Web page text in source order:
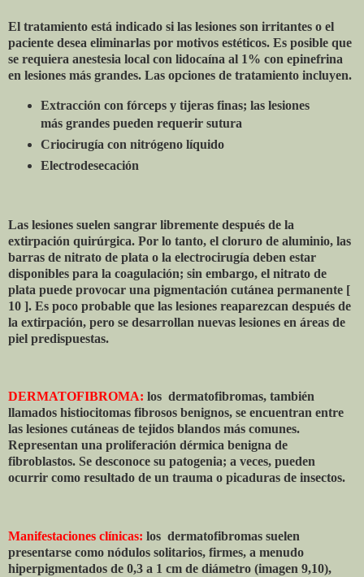
El tratamiento está indicado si las lesiones son irritantes o el
paciente desea eliminarlas por motivos estéticos. Es posible que
se requiera anestesia local con lidocaína al 1% con epinefrina
en lesiones más grandes. Las opciones de tratamiento incluyen.
Extracción con fórceps y tijeras finas; las lesiones
más grandes pueden requerir sutura
Criocirugía con nitrógeno líquido
Electrodesecación
Las lesiones suelen sangrar libremente después de la
extirpación quirúrgica. Por lo tanto, el cloruro de aluminio, las
barras de nitrato de plata o la electrocirugía deben estar
disponibles para la coagulación; sin embargo, el nitrato de
plata puede provocar una pigmentación cutánea permanente [
10 ]. Es poco probable que las lesiones reaparezcan después de
la extirpación, pero se desarrollan nuevas lesiones en áreas de
piel predispuestas.
DERMATOFIBROMA: los dermatofibromas, también
llamados histiocitomas fibrosos benignos, se encuentran entre
las lesiones cutáneas de tejidos blandos más comunes.
Representan una proliferación dérmica benigna de
fibroblastos. Se desconoce su patogenia; a veces, pueden
ocurrir como resultado de un trauma o picaduras de insectos.
Manifestaciones clínicas: los dermatofibromas suelen
presentarse como nódulos solitarios, firmes, a menudo
hiperpigmentados de 0,3 a 1 cm de diámetro (imagen 9,10),